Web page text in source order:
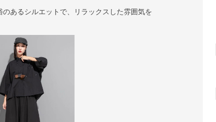
あるシルエットで、リラックスした雰囲気を